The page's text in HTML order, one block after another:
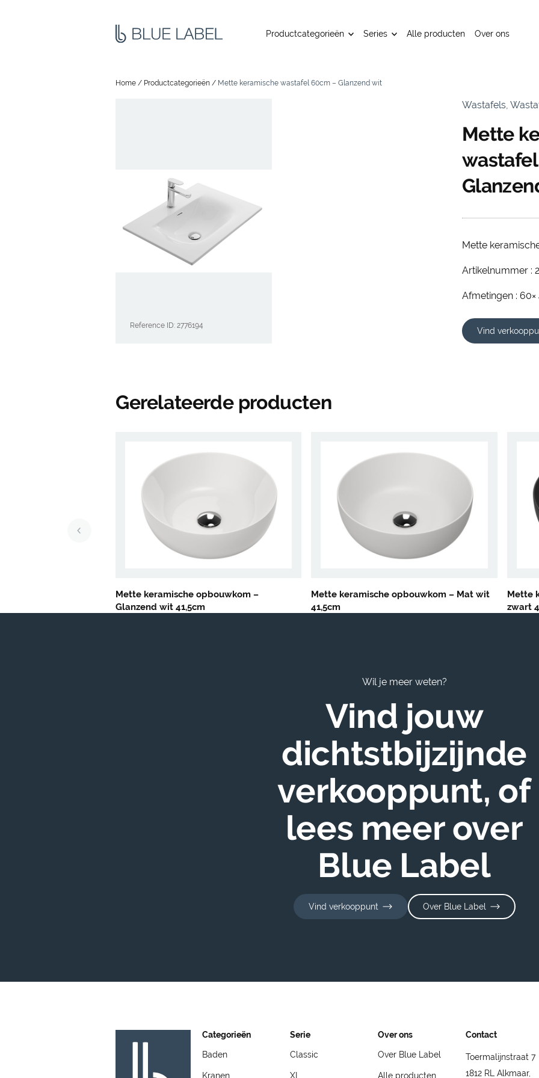
Productcategorieën Series Alle producten Over ons
Home / Productcategorieën / Mette keramische wastafel 60cm – Glanzend wit
Reference ID: 2776194
Wastafels,
Mette
Mette
Artikelnummer :
Afmetingen : 60×
Vind
Gerelateerde producten
Mette keramische opbouwkom –
Glanzend wit 41,5cm
Mette keramische opbouwkom – Mat wit
41,5cm
Mette
zwart
Wil je meer weten?
Vind jouw
dichtstbijzijnde
verkooppunt, of
lees meer over
Blue Label
Vind verkooppunt Over Blue Label
Categorieën
Baden
Kranen
Serie
Classic
XL
Over ons
Over Blue Label
Alle producten
Contact
Toermalijnstraat 7
1812 RL Alkmaar,